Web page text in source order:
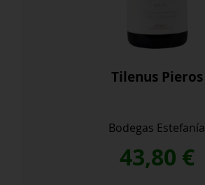
Tilenus Pieros
Bodegas Estefanía
43,80 €